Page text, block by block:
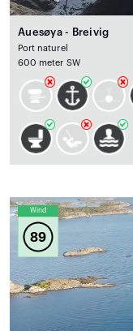
Auesøya - Breivig
Port naturel
600 meter SW
Wind
89